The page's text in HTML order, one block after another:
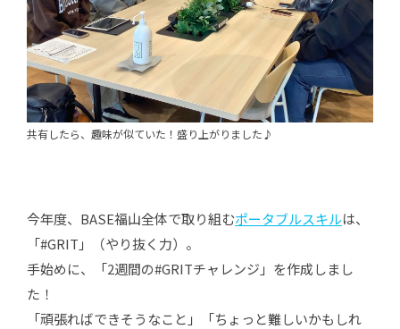
共有したら、趣味が似ていた！盛り上がりました♪
今年度、BASE福山全体で取り組むポータブルスキルは、
「#GRIT」（やり抜く力）。
手始めに、「2週間の#GRITチャレンジ」を作成しまし
た！
「頑張ればできそうなこと」「ちょっと難しいかもしれ